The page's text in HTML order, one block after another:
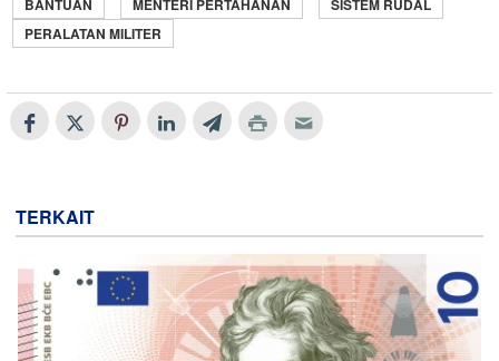
BANTUAN
MENTERI PERTAHANAN
SISTEM RUDAL
PERALATAN MILITER
TERKAIT